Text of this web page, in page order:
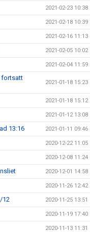
2021-02-23 10:38
2021-02-18 10:39
2021-02-16 11:13
2021-02-05 10:02
2021-02-04 11:59
fortsatt
2021-01-18 15:23
2021-01-18 15:12
2021-01-12 13:08
13:16 2021-01-11 09:46
2020-12-22 11:05
2020-12-08 11:24
2020-12-01 14:58
2020-11-26 12:42
12 2020-11-25 13:51
2020-11-19 17:40
2020-11-13 11:31